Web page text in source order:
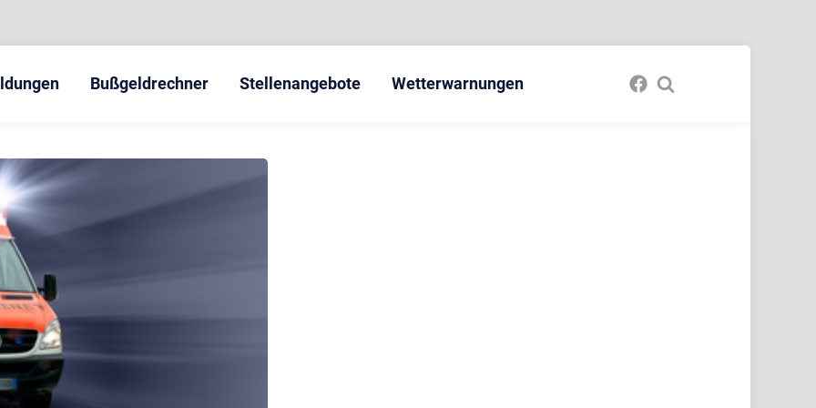
Bußgeldrechner Stellenangebote Wetterwarnungen